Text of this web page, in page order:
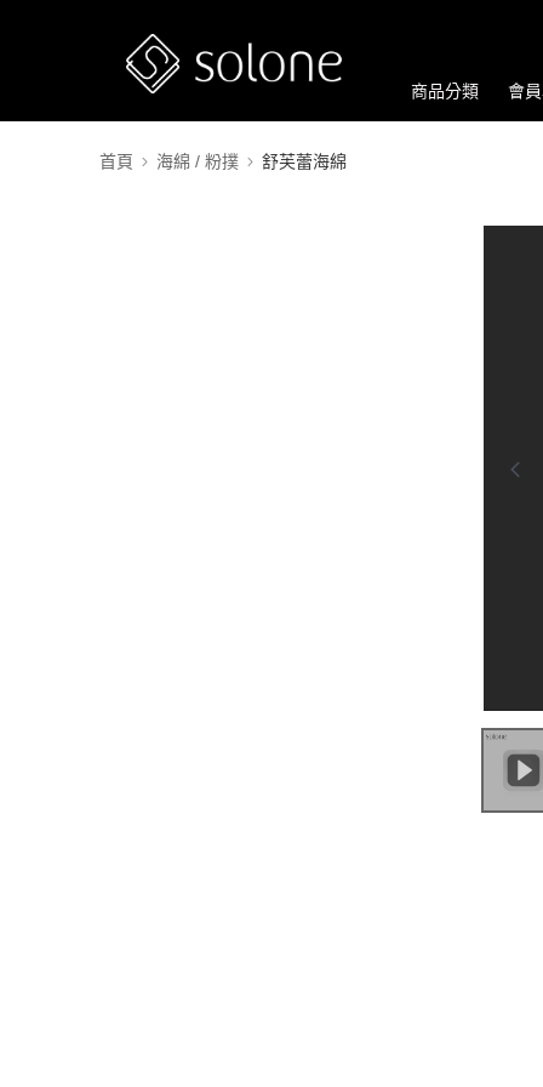
商品分類 會
首頁 海綿 / 粉撲 舒芙蕾海綿